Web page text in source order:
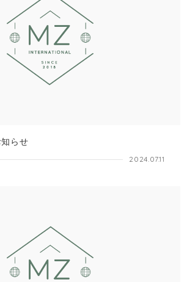
らせ
2024.07.11